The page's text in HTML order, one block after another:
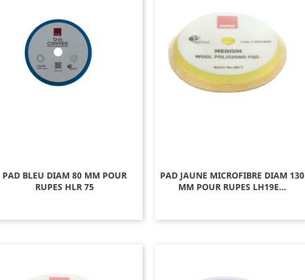
PAD BLEU DIAM 80 MM POUR
RUPES HLR 75
PAD JAUNE MICROFIBRE DIAM 130
MM POUR RUPES LH19E...